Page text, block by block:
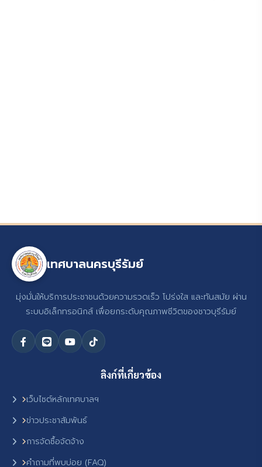
เทศบาลนครบุรีรัมย์
มุ่งมั่นให้บริการประชาชนด้วยความรวดเร็ว โปร่งใส และทันสมัย ผ่าน
ระบบอิเล็กทรอนิกส์ เพื่อยกระดับคุณภาพชีวิตของชาวบุรีรัมย์
ลิงก์ที่เกี่ยวข้อง
เว็บไซต์หลักเทศบาลฯ
ข่าวประชาสัมพันธ์
การจัดซื้อจัดจ้าง
คำถามที่พบบ่อย (FAQ)